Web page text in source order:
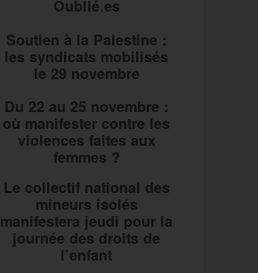
Oublié.es
Soutien à la Palestine :
les syndicats mobilisés
le 29 novembre
Du 22 au 25 novembre :
où manifester contre les
violences faites aux
femmes ?
Le collectif national des
mineurs isolés
manifestera jeudi pour la
journée des droits de
l’enfant